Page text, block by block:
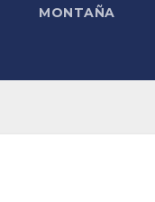
MONTAÑA